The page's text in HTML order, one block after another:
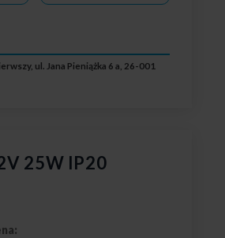
ul. Jana Pieniążka 6 a, 26-001
25W IP20